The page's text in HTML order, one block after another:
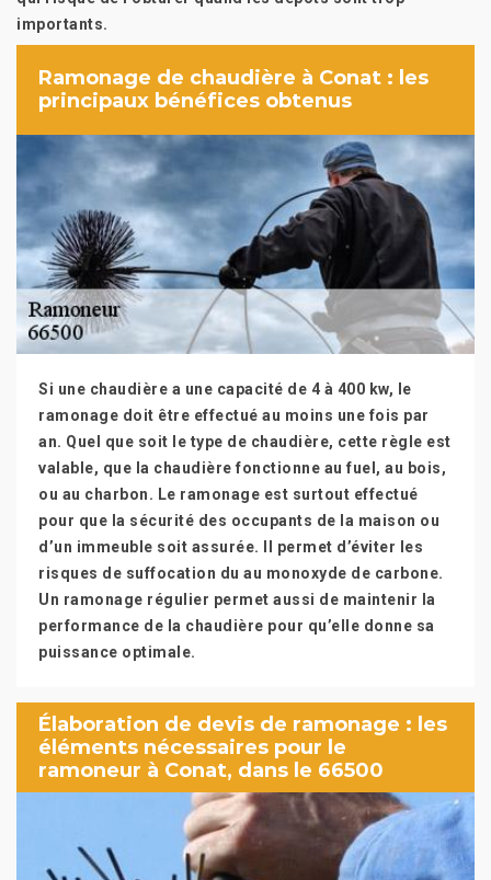
importants.
Ramonage de chaudière à Conat : les
principaux bénéfices obtenus
Si une chaudière a une capacité de 4 à 400 kw, le
ramonage doit être effectué au moins une fois par
an. Quel que soit le type de chaudière, cette règle est
valable, que la chaudière fonctionne au fuel, au bois,
ou au charbon. Le ramonage est surtout effectué
pour que la sécurité des occupants de la maison ou
d’un immeuble soit assurée. Il permet d’éviter les
risques de suffocation du au monoxyde de carbone.
Un ramonage régulier permet aussi de maintenir la
performance de la chaudière pour qu’elle donne sa
puissance optimale.
Élaboration de devis de ramonage : les
éléments nécessaires pour le
ramoneur à Conat, dans le 66500